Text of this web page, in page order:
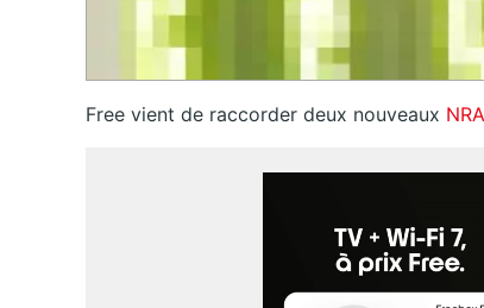
Free vient de raccorder deux nouveaux NRA